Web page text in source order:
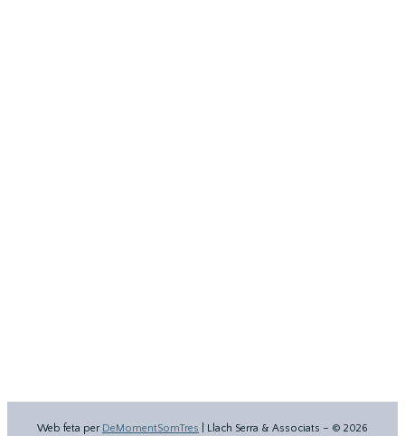
Web feta per DeMomentSomTres | Llach Serra & Associats – © 2026